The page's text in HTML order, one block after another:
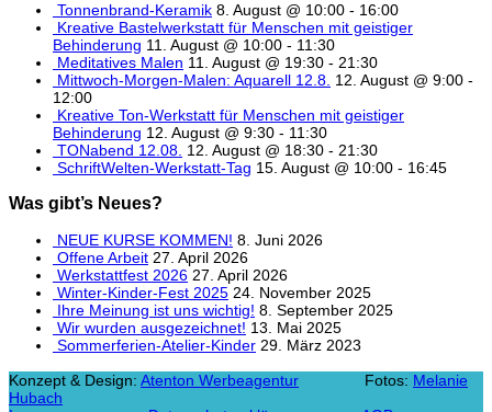
Tonnenbrand-Keramik 8. August @ 10:00 - 16:00
Kreative Bastelwerkstatt für Menschen mit geistiger
Behinderung 11. August @ 10:00 - 11:30
Meditatives Malen 11. August @ 19:30 - 21:30
Mittwoch-Morgen-Malen: Aquarell 12.8. 12. August @ 9:00 -
12:00
Kreative Ton-Werkstatt für Menschen mit geistiger
Behinderung 12. August @ 9:30 - 11:30
TONabend 12.08. 12. August @ 18:30 - 21:30
SchriftWelten-Werkstatt-Tag 15. August @ 10:00 - 16:45
Was gibt’s Neues?
NEUE KURSE KOMMEN! 8. Juni 2026
Offene Arbeit 27. April 2026
Werkstattfest 2026 27. April 2026
Winter-Kinder-Fest 2025 24. November 2025
Ihre Meinung ist uns wichtig! 8. September 2025
Wir wurden ausgezeichnet! 13. Mai 2025
Sommerferien-Atelier-Kinder 29. März 2023
Konzept & Design: Atenton Werbeagentur Fotos: Melanie
Hubach